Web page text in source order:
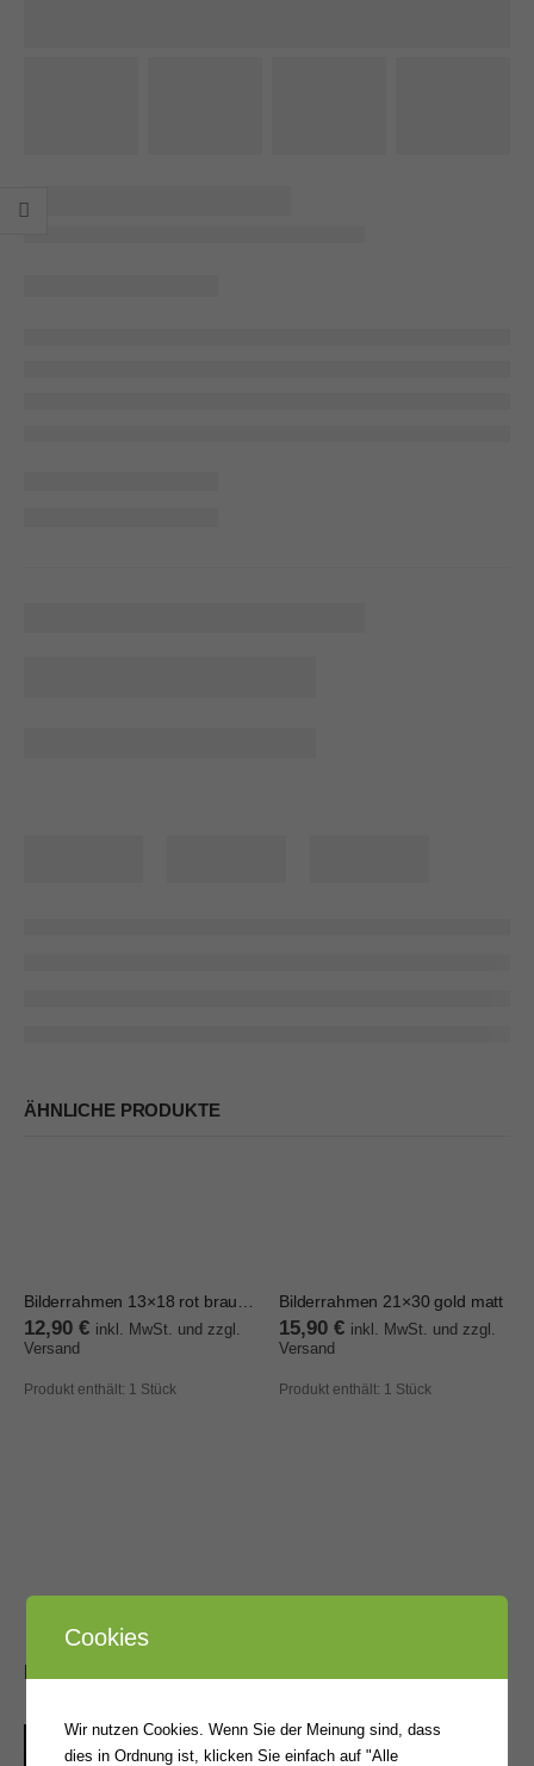
ÄHNLICHE PRODUKTE
12,90 € inkl. MwSt. und zzgl.
Versand
Produkt enthält: 1 Stück
Bilderrahmen 21×30 gold matt
15,90 € inkl. MwSt. und zzgl.
Versand
Produkt enthält: 1 Stück
0von 5
Cookies
Wir nutzen Cookies. Wenn Sie der Meinung sind, dass
dies in Ordnung ist, klicken Sie einfach auf "Alle